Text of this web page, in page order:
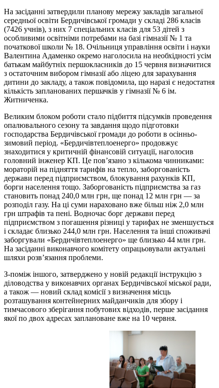
На засіданні затвердили планову мережу закладів загальної
середньої освіти Бердичівської громади у складі 286 класів
(7426 учнів), з них 7 спеціальних класів для 53 дітей з
особливими освітніми потребами на базі гімназії № 1 та
початкової школи № 18. Очільниця управління освіти і науки
Валентина Адаменко окремо наголосила на необхідності усім
батькам майбутніх першокласників до 15 червня визначитися
з остаточним вибором гімназії або ліцею для зарахування
дитини до закладу, а також повідомила, що наразі є недостатня
кількість запланованих першачків у гімназії № 6 ім.
Житниченка.
Великим блоком роботи стало підбиття підсумків проведення
опалювального сезону та завдання щодо підготовки
господарства Бердичівської громади до роботи в осінньо-
зимовий період. «Бердичівтеплоенерго» продовжує
знаходитися у критичній фінансовій ситуації, наголосив
головний інженер КП. Це пов’язано з кількома чинниками:
мораторій на підняття тарифів на тепло, заборгованість
держави перед підприємством, блокування рахунків КП,
борги населення тощо. Заборгованість підприємства за газ
становить понад 240,0 млн грн, ще понад 12 млн грн — за
розподіл газу. На ці суми нараховано вже більш ніж 2,0 млн
грн штрафів та пені. Водночас борг держави перед
підприємством з погашення різниці у тарифах не зменшується
і складає близько 244,0 млн грн. Населення та інші споживачі
заборгували «Бердичівтеплоенерго» ще близько 44 млн грн.
На засіданні виконавчого комітету опрацьовували актуальні
шляхи розв’язання проблеми.
З-поміж іншого, затверджено у новій редакції інструкцію з
діловодства у виконавчих органах Бердичівської міської ради,
а також — новий склад комісії з визначення місць
розташування контейнерних майданчиків для збору і
тимчасового зберігання побутових відходів, перше засідання
якої по двох адресах заплановане вже на 10 червня.